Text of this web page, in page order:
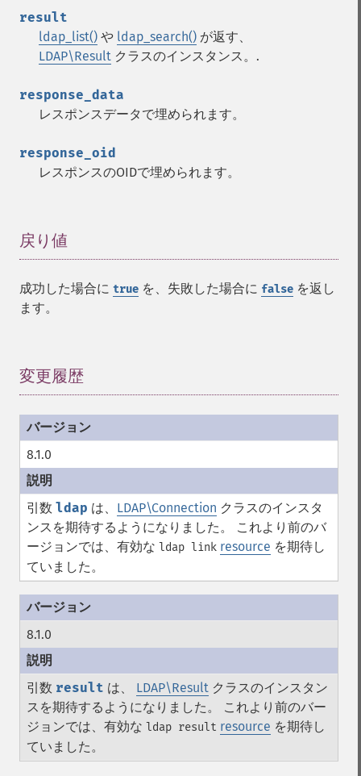
result
ldap_list() や ldap_search() が返す、
LDAP\Result クラスのインスタンス。.
response_data
レスポンスデータで埋められます。
response_oid
レスポンスのOIDで埋められます。
戻り値
成功した場合に true を、失敗した場合に false を返し
ます。
変更履歴
8.1.0
引数 ldap は、 LDAP\Connection クラスのインスタ
ンスを期待するようになりました。 これより前のバ
ージョンでは、有効な ldap link resource を期待し
ていました。
8.1.0
引数 result は、 LDAP\Result クラスのインスタン
スを期待するようになりました。 これより前のバー
ジョンでは、有効な ldap result resource を期待し
ていました。